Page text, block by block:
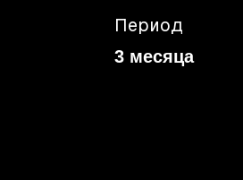
Период
3 месяца